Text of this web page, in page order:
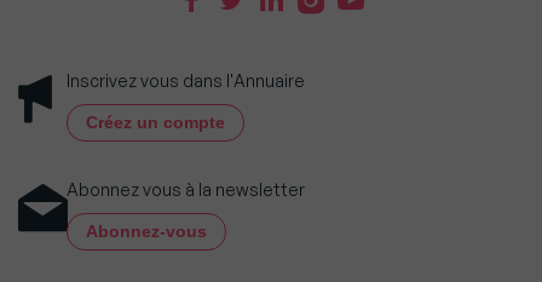
Inscrivez vous dans l'Annuaire
Créez un compte
Abonnez vous à la newsletter
Abonnez-vous